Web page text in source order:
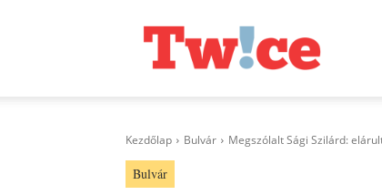
Kezdőlap Bulvár Megszólalt Sági Szilárd:
Bulvár